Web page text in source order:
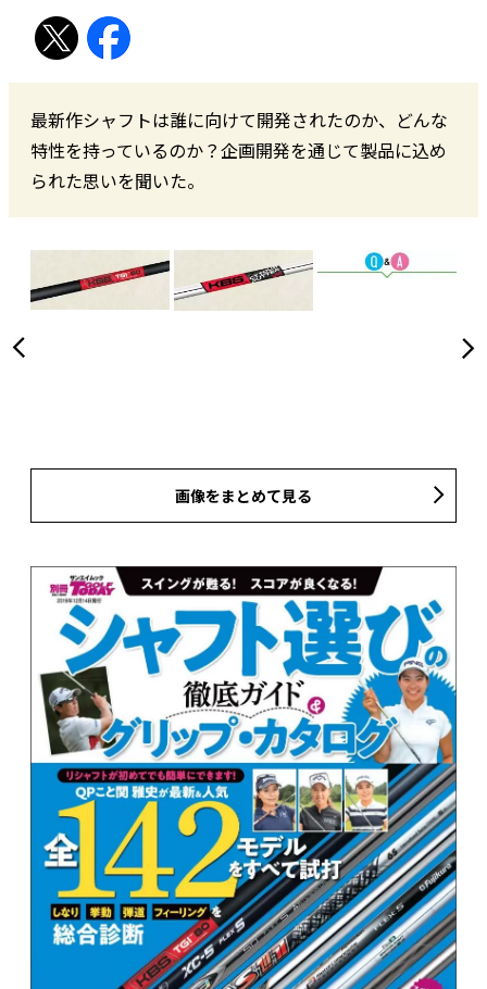
最新作シャフトは誰に向けて開発されたのか、どんな
特性を持っているのか？企画開発を通じて製品に込め
られた思いを聞いた。
画像をまとめて見る